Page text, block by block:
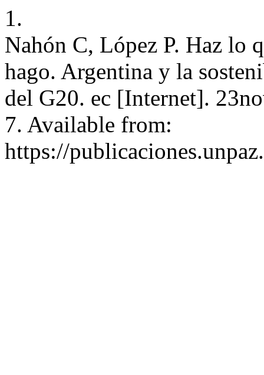
1.
Nahón C, López P. Haz lo
hago. Argentina y la
del G20. ec [Internet].
7. Available from:
https://